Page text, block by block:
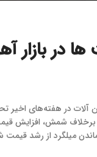
ها در بازار
آلات در هفته‌های
شمش، افزایش
میلگرد از رشد